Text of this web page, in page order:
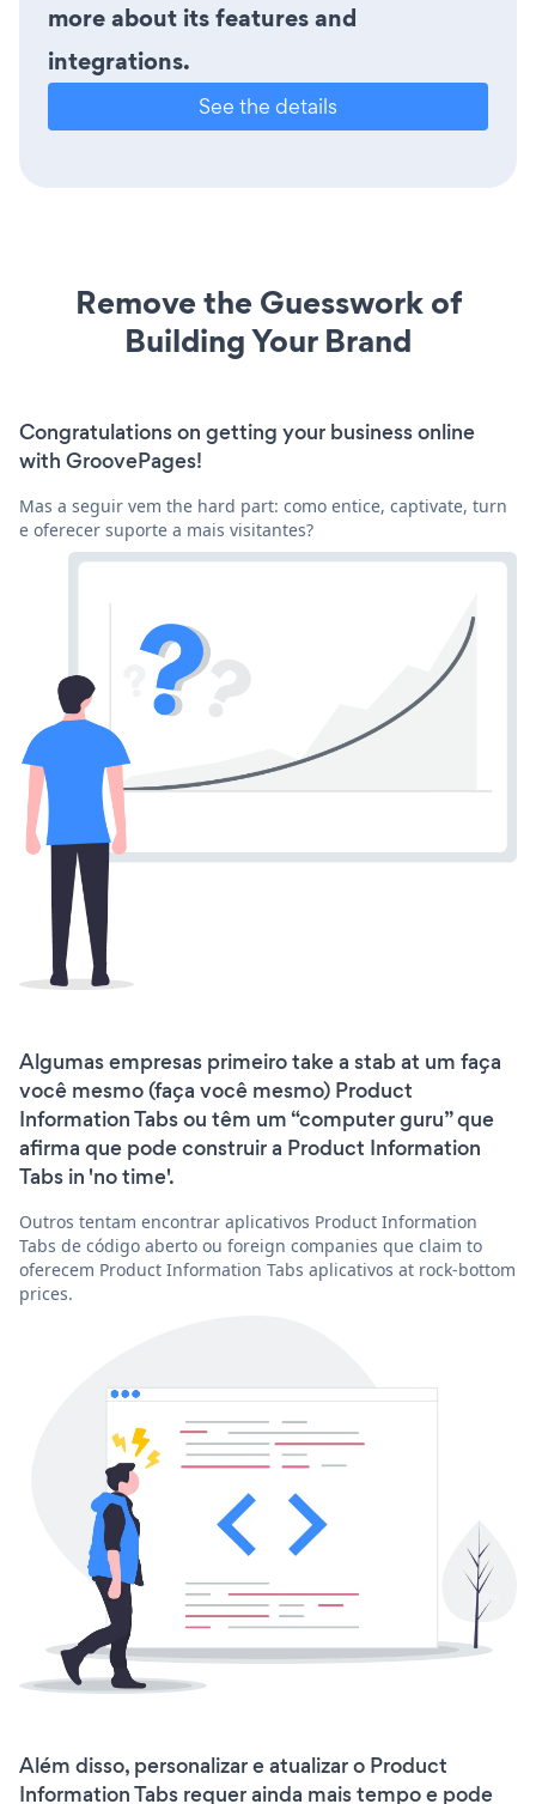
more about its features and
integrations.
See the details
Remove the Guesswork of
Building Your Brand
Congratulations on getting your business online
with GroovePages!
Mas a seguir vem the hard part: como entice, captivate, turn
e oferecer suporte a mais visitantes?
Algumas empresas primeiro take a stab at um faça
você mesmo (faça você mesmo) Product
Information Tabs ou têm um “computer guru” que
afirma que pode construir a Product Information
Tabs in 'no time'.
Outros tentam encontrar aplicativos Product Information
Tabs de código aberto ou foreign companies que claim to
oferecem Product Information Tabs aplicativos at rock-bottom
prices.
Além disso, personalizar e atualizar o Product
Information Tabs requer ainda mais tempo e pode